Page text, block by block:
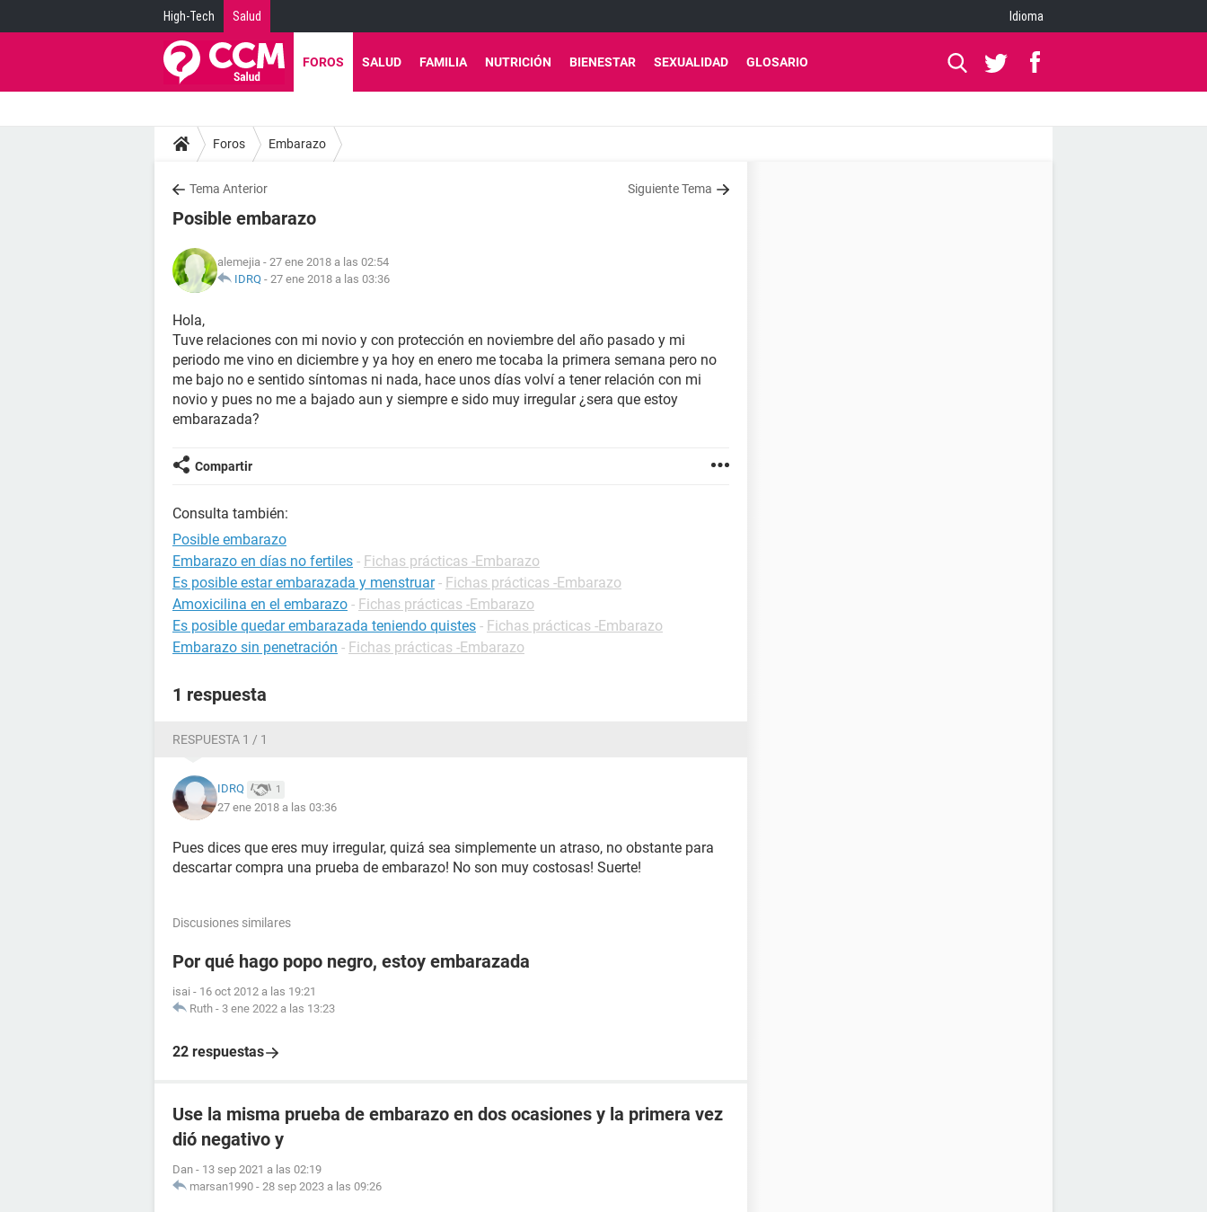
High-Tech Salud Idioma
FOROS SALUD FAMILIA NUTRICIÓN BIENESTAR SEXUALIDAD GLOSARIO
Foros Embarazo
Tema Anterior Siguiente Tema
Posible embarazo
alemejia - 27 ene 2018 a las 02:54
IDRQ - 27 ene 2018 a las 03:36
Hola,
Tuve relaciones con mi novio y con protección en noviembre del año pasado y mi
periodo me vino en diciembre y ya hoy en enero me tocaba la primera semana pero no
me bajo no e sentido síntomas ni nada, hace unos días volví a tener relación con mi
novio y pues no me a bajado aun y siempre e sido muy irregular ¿sera que estoy
embarazada?
Compartir
Consulta también:
Posible embarazo
Embarazo en días no fertiles - Fichas prácticas -Embarazo
Es posible estar embarazada y menstruar - Fichas prácticas -Embarazo
Amoxicilina en el embarazo - Fichas prácticas -Embarazo
Es posible quedar embarazada teniendo quistes - Fichas prácticas -Embarazo
Embarazo sin penetración - Fichas prácticas -Embarazo
1 respuesta
RESPUESTA 1 / 1
IDRQ 1
27 ene 2018 a las 03:36
Pues dices que eres muy irregular, quizá sea simplemente un atraso, no obstante para
descartar compra una prueba de embarazo! No son muy costosas! Suerte!
Discusiones similares
Por qué hago popo negro, estoy embarazada
isai - 16 oct 2012 a las 19:21
Ruth - 3 ene 2022 a las 13:23
22 respuestas
Use la misma prueba de embarazo en dos ocasiones y la primera vez
dió negativo y
Dan - 13 sep 2021 a las 02:19
marsan1990 - 28 sep 2023 a las 09:26